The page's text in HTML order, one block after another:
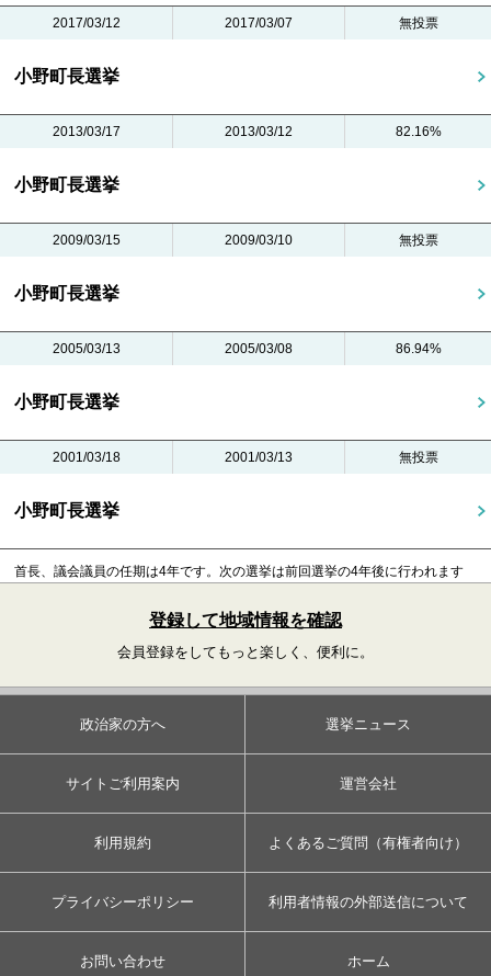
2017/03/12 2017/03/07 無投票
小野町長選挙
2013/03/17 2013/03/12 82.16%
小野町長選挙
2009/03/15 2009/03/10 無投票
小野町長選挙
2005/03/13 2005/03/08 86.94%
小野町長選挙
2001/03/18 2001/03/13 無投票
小野町長選挙
首長、議会議員の任期は4年です。 次の選挙は前回選挙の4年後に行われます
登録して地域情報を確認
会員登録をしてもっと楽しく、便利に。
政治家の方へ 選挙ニュース
サイトご利用案内 運営会社
利用規約 よくあるご質問（有権者向け）
プライバシーポリシー 利用者情報の外部送信について
お問い合わせ ホーム